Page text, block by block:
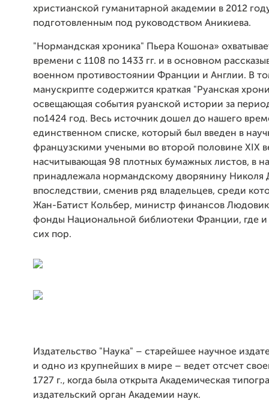
христианской гуманитарной академии в 2012
подготовленным под руководством Аникиева.
"Нормандская хроника" Пьера Кошона»
времени с 1108 по 1433 гг. и в основном
военном противостоянии Франции и Англии. В
манускрипте содержится краткая "Руанская
освещающая события руанской истории за
по1424 год. Весь источник дошел до нашего
единственном списке, который был введен в
французскими учеными во второй половине XIX
насчитывающая 98 плотных бумажных листов, в
принадлежала нормандскому дворянину Николя
впоследствии, сменив ряд владельцев, среди
Жан-Батист Кольбер, министр финансов
фонды Национальной библиотеки Франции, где и
сих пор.
Издательство "Наука" – старейшее научное
и одно из крупнейших в мире – ведет отсчет
1727 г., когда была открыта Академическая
издательский орган Академии наук.